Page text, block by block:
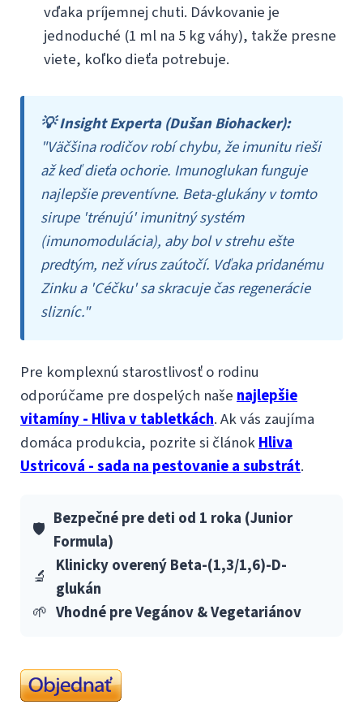
vďaka príjemnej chuti. Dávkovanie je
jednoduché (1 ml na 5 kg váhy), takže presne
viete, koľko dieťa potrebuje.
💡 Insight Experta (Dušan Biohacker):
"Väčšina rodičov robí chybu, že imunitu rieši
až keď dieťa ochorie. Imunoglukan funguje
najlepšie preventívne. Beta-glukány v tomto
sirupe 'trénujú' imunitný systém
(imunomodulácia), aby bol v strehu ešte
predtým, než vírus zaútočí. Vďaka pridanému
Zinku a 'Céčku' sa skracuje čas regenerácie
slizníc."
Pre komplexnú starostlivosť o rodinu
odporúčame pre dospelých naše najlepšie
vitamíny - Hliva v tabletkách. Ak vás zaujíma
domáca produkcia, pozrite si článokHliva
Ustricová - sada na pestovanie a substrát.
🛡️
Bezpečné pre deti od 1 roka (Junior
Formula)
🔬
Klinicky overený Beta-(1,3/1,6)-D-
glukán
🌱 Vhodné pre Vegánov & Vegetariánov